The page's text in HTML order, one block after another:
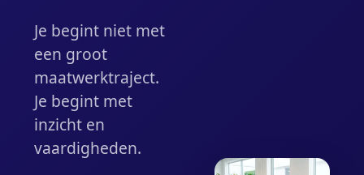
Je begint niet met
een groot
maatwerktraject.
Je begint met
inzicht en
vaardigheden.